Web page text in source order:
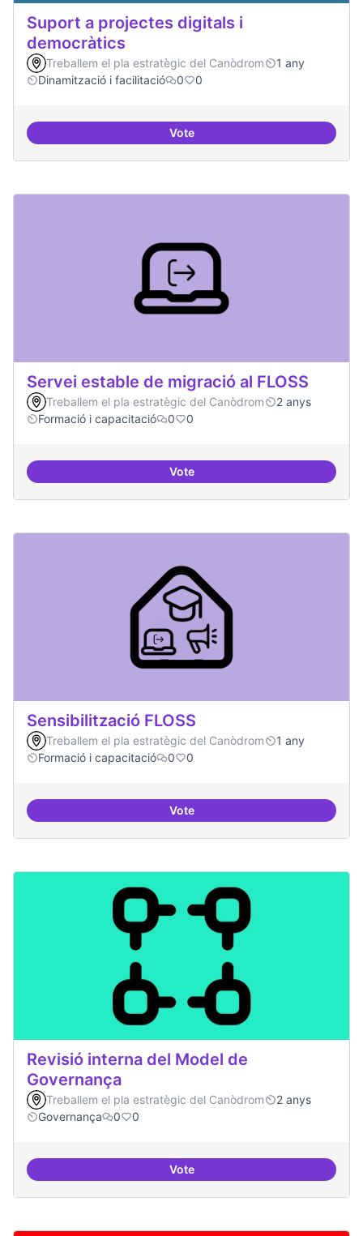
Suport a projectes digitals i
democràtics
Treballem el pla estratègic del Canòdrom
1 any
Dinamització i facilitació
0 0
VoteSuport a projectes digitals i
Servei estable de migració al FLOSS
Treballem el pla estratègic del Canòdrom
2 anys
Formació i capacitació
0 0
VoteServei estable de migració al
Sensibilització FLOSS
Treballem el pla estratègic del Canòdrom
1 any
Formació i capacitació
0 0
VoteSensibilització FLOSS
Revisió interna del Model de
Governança
Treballem el pla estratègic del Canòdrom
2 anys
Governança
0 0
VoteRevisió interna del Model de